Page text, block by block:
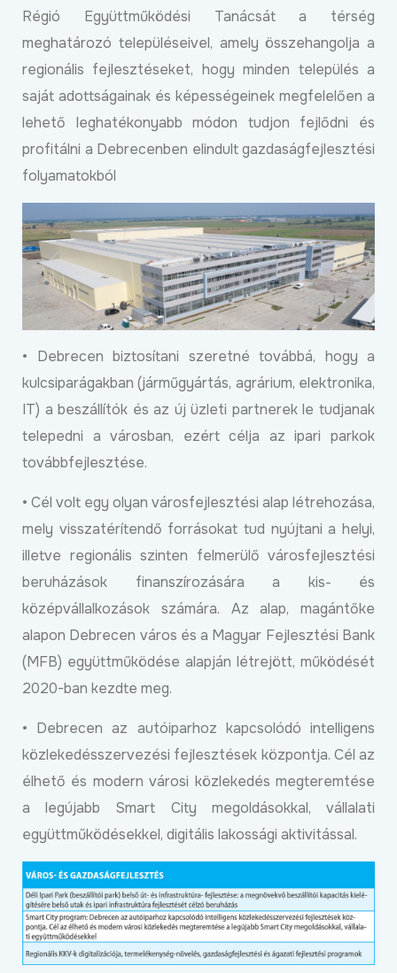
Régió Együttműködési Tanácsát a térség
meghatározó településeivel, amely összehangolja a
regionális fejlesztéseket, hogy minden település a
saját adottságainak és képességeinek megfelelően a
lehető leghatékonyabb módon tudjon fejlődni és
profitálni a Debrecenben elindult gazdaságfejlesztési
folyamatokból
• Debrecen biztosítani szeretné továbbá, hogy a
kulcsiparágakban (járműgyártás, agrárium, elektronika,
IT) a beszállítók és az új üzleti partnerek le tudjanak
telepedni a városban, ezért célja az ipari parkok
továbbfejlesztése.
• Cél volt egy olyan városfejlesztési alap létrehozása,
mely visszatérítendő forrásokat tud nyújtani a helyi,
illetve regionális szinten felmerülő városfejlesztési
beruházások finanszírozására a kis- és
középvállalkozások számára. Az alap, magántőke
alapon Debrecen város és a Magyar Fejlesztési Bank
(MFB) együttműködése alapján létrejött, működését
2020-ban kezdte meg.
• Debrecen az autóiparhoz kapcsolódó intelligens
közlekedésszervezési fejlesztések központja. Cél az
élhető és modern városi közlekedés megteremtése
a legújabb Smart City megoldásokkal, vállalati
együttműködésekkel, digitális lakossági aktivitással.